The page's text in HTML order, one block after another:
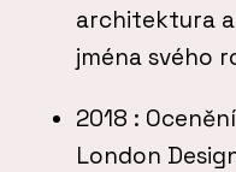
architektura
jména svého
2018 :
London